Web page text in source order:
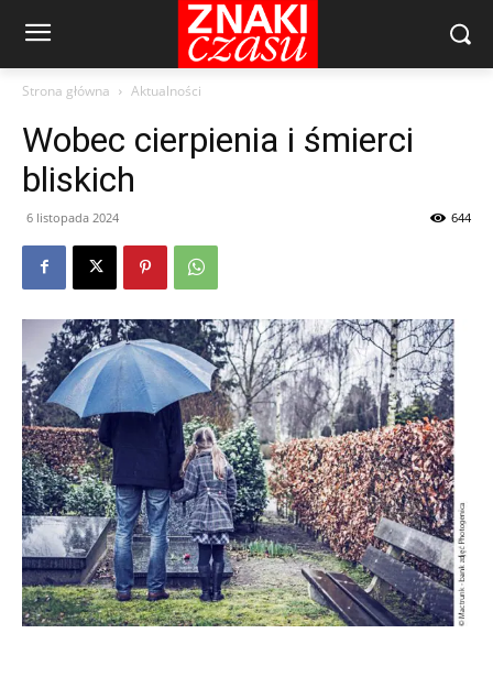
Strona główna Aktualności
Wobec cierpienia i śmierci
bliskich
6 listopada 2024 644